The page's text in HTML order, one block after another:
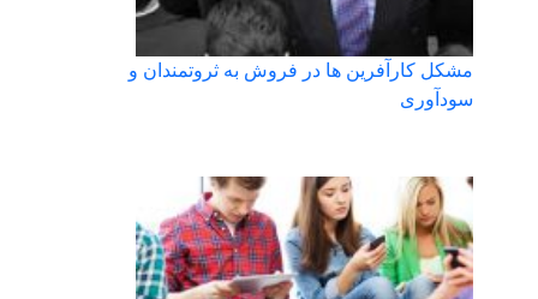
مشکل کارآفرین ها در فروش به ثروتمندان و
سودآوری